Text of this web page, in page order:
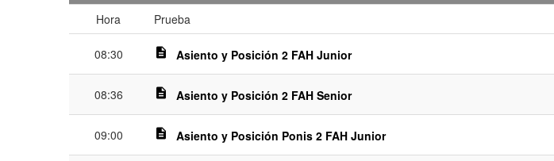
Hora Prueba
08:30 description Asiento y Posición 2 FAH Junior
08:36 description Asiento y Posición 2 FAH Senior
09:00 description Asiento y Posición Ponis 2 FAH Junior